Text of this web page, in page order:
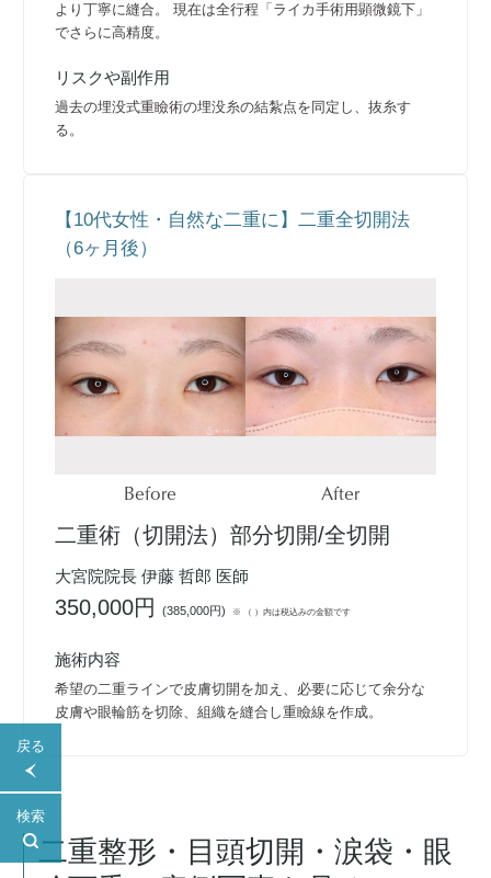
戻る
検索
より丁寧に縫合。 現在は全行程「ライカ手術用顕微鏡下」
でさらに高精度。
リスクや副作用
過去の埋没式重瞼術の埋没糸の結紮点を同定し、抜糸す
る。
【10代女性・自然な二重に】二重全切開法
（6ヶ月後）
Before After
二重術（切開法）部分切開/全切開
大宮院院長 伊藤 哲郎 医師
350,000円(385,000円) ※ （ ）内は税込みの金額です
施術内容
希望の二重ラインで皮膚切開を加え、必要に応じて余分な
皮膚や眼輪筋を切除、組織を縫合し重瞼線を作成。
二重整形・目頭切開・涙袋・眼